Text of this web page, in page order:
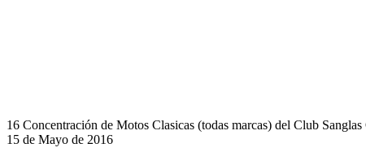
16 Concentración de Motos Clasicas (todas marcas) del Club Sanglas
15 de Mayo de 2016